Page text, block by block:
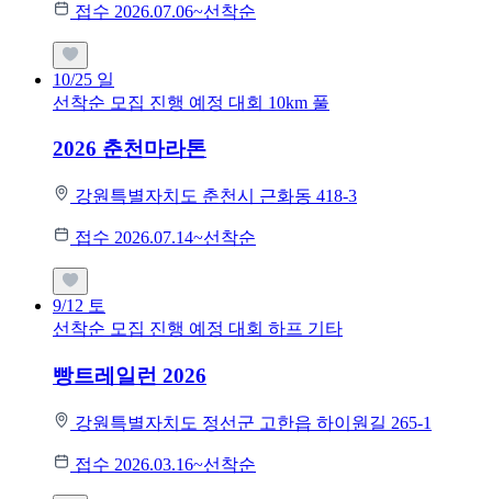
접수 2026.07.06~선착순
10/25 일
선착순 모집 진행 예정 대회 10km 풀
2026 춘천마라톤
강원특별자치도 춘천시 근화동 418-3
접수 2026.07.14~선착순
9/12 토
선착순 모집 진행 예정 대회 하프 기타
빵트레일런 2026
강원특별자치도 정선군 고한읍 하이원길 265-1
접수 2026.03.16~선착순